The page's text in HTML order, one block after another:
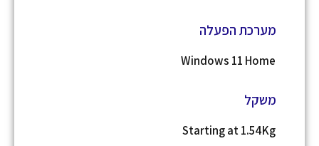
מערכת הפעלה
Windows 11 Home
משקל
Starting at 1.54Kg